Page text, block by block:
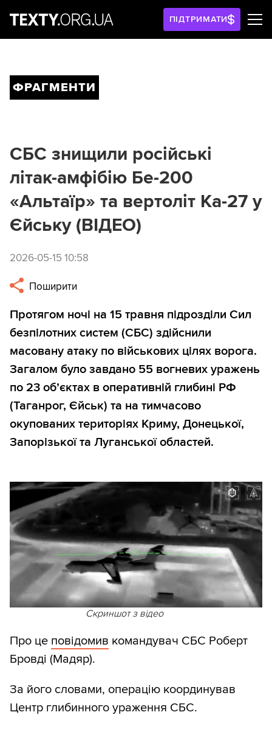
ПІДТРИМАТИ
ФРАГМЕНТИ
СБС знищили російські
літак-амфібію Бе-200
«Альтаїр» та вертоліт Ка-27 у
Єйську (ВІДЕО)
2026-05-15 10:58
Поширити
Протягом ночі на 15 травня підрозділи Сил
безпілотних систем (СБС) здійснили
масовану атаку по військових цілях ворога.
Загалом було завдано 55 вогневих уражень
по 23 об’єктах в оперативній глибині РФ
(Таганрог, Єйськ) та на тимчасово
окупованих територіях Криму, Донецької,
Запорізької та Луганської областей.
Скриншот з відео
Про це повідомив командувач СБС Роберт
Бровді (Мадяр).
За його словами, операцію координував
Центр глибинного ураження СБС.